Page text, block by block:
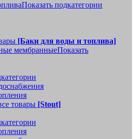
Показать подкатегории
[Баки для воды и топлива]
мембранныеПоказать
товары [Stout]